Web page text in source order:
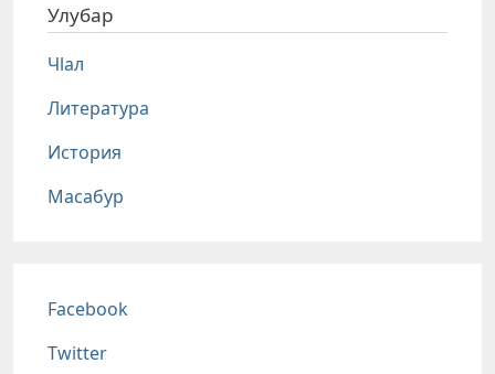
Улубар
Чlал
Литература
История
Масабур
Соц сети
Facebook
Twitter